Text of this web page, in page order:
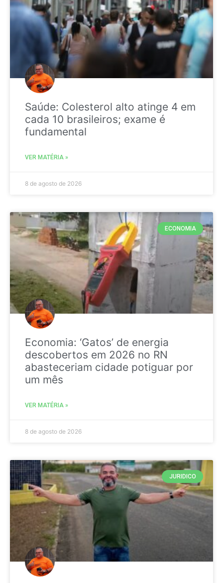
Saúde: Colesterol alto atinge 4 em
cada 10 brasileiros; exame é
fundamental
VER MATÉRIA »
8 de agosto de 2026
ECONOMIA
Economia: ‘Gatos’ de energia
descobertos em 2026 no RN
abasteceriam cidade potiguar por
um mês
VER MATÉRIA »
8 de agosto de 2026
JURIDICO